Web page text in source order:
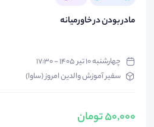
مادر بودن در خاورمیانه
چهارشنبه ۱۰ تیر ۱۴۰۵ - ۱۷:۳۰
سفیر آموزش والدین امروز (ساوا)
50,000 تومان